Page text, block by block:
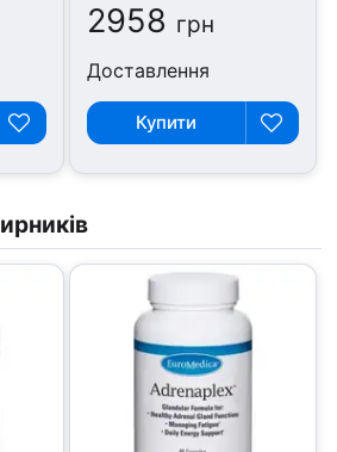
2958 грн
Доставлення
Купити